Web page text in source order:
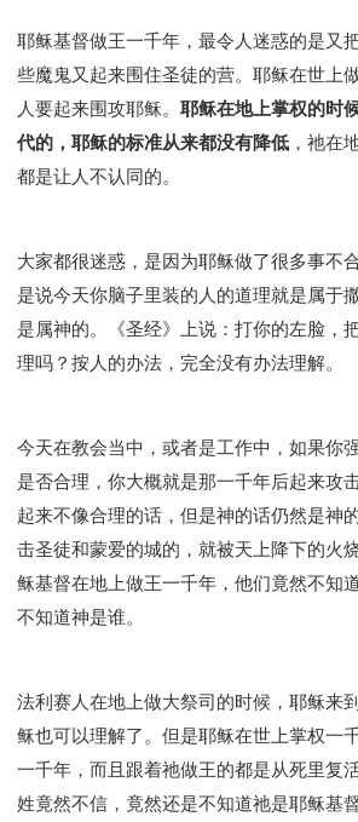
耶稣基督做王一千年，最令人迷惑的是又
些魔鬼又起来围住圣徒的营。耶稣在世上
人要起来围攻耶稣。 耶稣在地上掌权的时
代的，耶稣的标准从来都没有降低 ，祂在
都是让人不认同的。
大家都很迷惑，是因为耶稣做了很多事不
是说今天你脑子里装的人的道理就是属于
是属神的。《圣经》上说：打你的左脸，
理吗？按人的办法，完全没有办法理解。
今天在教会当中，或者是工作中，如果你
是否合理，你大概就是那一千年后起来攻
起来不像合理的话，但是神的话仍然是神
击圣徒和蒙爱的城的，就被天上降下的火
稣基督在地上做王一千年，他们竟然不知
不知道神是谁。
法利赛人在地上做大祭司的时候，耶稣来
稣也可以理解了。但是耶稣在世上掌权一
一千年，而且跟着祂做王的都是从死里复
姓竟然不信，竟然还是不知道祂是耶稣基